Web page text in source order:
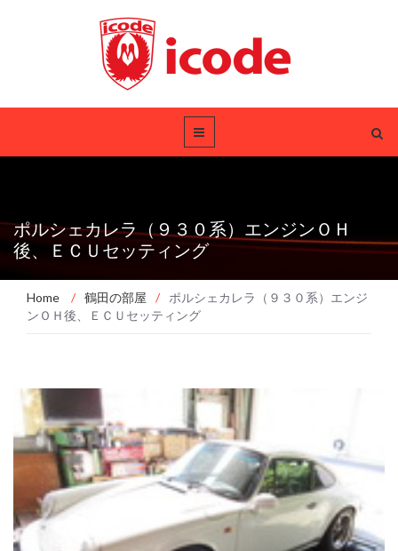
ポルシェカレラ（９３０系）エンジンＯＨ
後、ＥＣＵセッティング
Home / 鶴田の部屋 /
ポルシェカレラ（９３０系）エンジ
ンＯＨ後、ＥＣＵセッティング